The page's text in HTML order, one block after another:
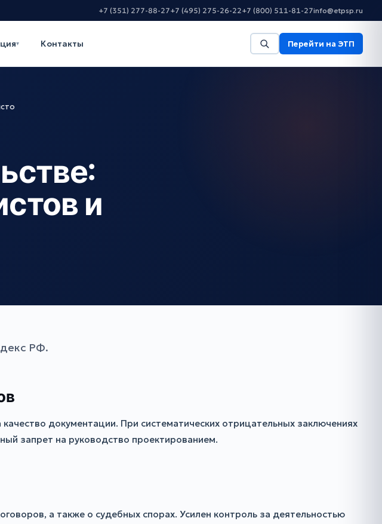
+7 (351) 277-88-27+7 (495) 275-26-22+7 (800) 511-81-27info@etpsp.ru
▾ Контакты Перейти на ЭТП
и
РФ.
документации. При систематических отрицательных заключениях
запрет на руководство проектированием.
а также о судебных спорах. Усилен контроль за деятельностью